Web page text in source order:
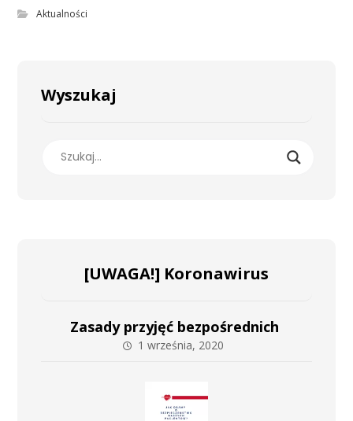
Aktualności
Wyszukaj
[UWAGA!] Koronawirus
Zasady przyjęć bezpośrednich
1 września, 2020